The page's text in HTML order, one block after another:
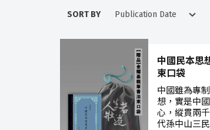
SORT BY
中國民本思
束口袋
中國雖為專
想，實是中
心，縱貫兩
代孫中山三